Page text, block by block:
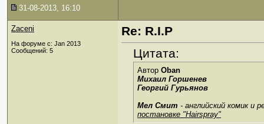
31-08-2013, 16:10
Zaceni
На форуме с: Jan 2013
Сообщений: 5
Re: R.I.P
Цитата:
Автор Oban
Михаил Горшенев
Георгий Гурьянов
Мел Смит - английский комик и
постановке "Hairspray"